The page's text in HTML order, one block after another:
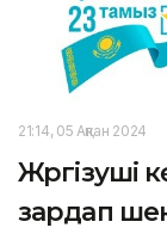
21:14, 05 Ақпан 2024
Жүргізуші
зардап